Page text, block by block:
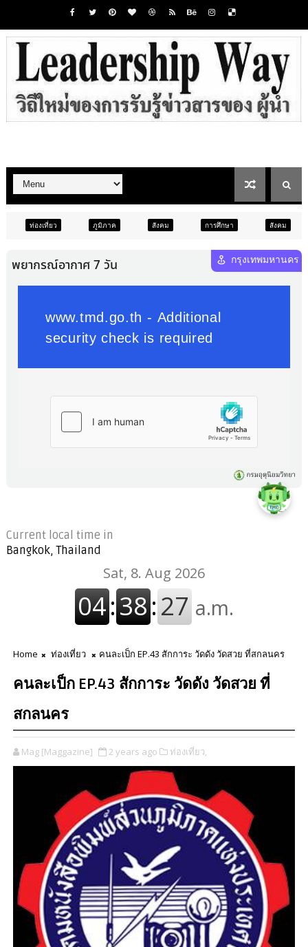
ภูมิภาค
Current local time in
Bangkok, Thailand
Home ท่องเที่ยว คนละเป็ก EP.43 สักการะ วัดดัง วัดสวย ที่สกลนคร
คนละเป็ก EP.43 สักการะ วัดดัง วัดสวย ที่
สกลนคร
Mag [Maggazine] 2 years ago ท่องเที่ยว,